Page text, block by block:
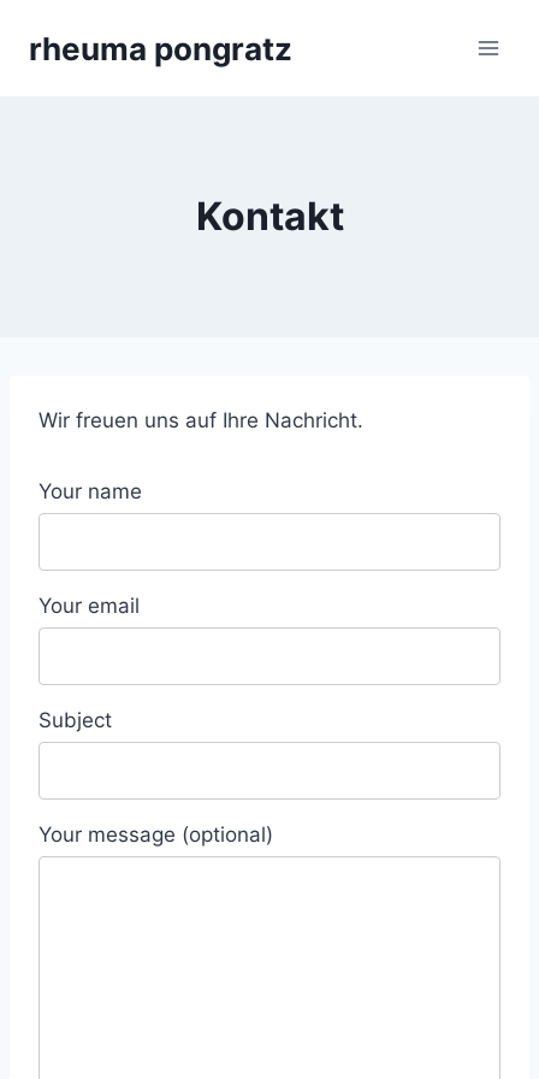
rheuma pongratz
Kontakt
Wir freuen uns auf Ihre Nachricht.
Your name
Your email
Subject
Your message (optional)